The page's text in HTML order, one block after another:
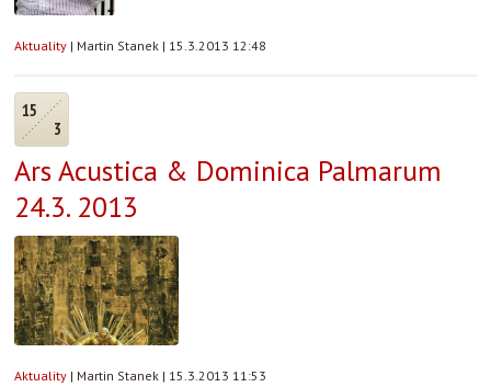
Aktuality | Martin Stanek | 15.3.2013 12:48
15
3
Ars Acustica & Dominica Palmarum
24.3. 2013
Aktuality | Martin Stanek | 15.3.2013 11:53